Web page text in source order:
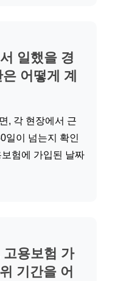
일했을 경
어떻게 계
, 각 현장에서 근
일이 넘는지 확인
험에 가입된 날짜
용보험 가
기간을 어